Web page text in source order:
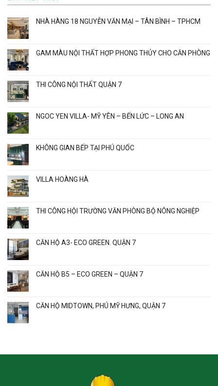
NHÀ HÀNG 18 NGUYỄN VĂN MẠI – TÂN BÌNH – TPHCM
GAM MÀU NỘI THẤT HỢP PHONG THỦY CHO CĂN PHÒNG
THI CÔNG NỘI THẤT QUẬN 7
NGOC YEN VILLA- MỸ YÊN – BẾN LỨC – LONG AN
KHÔNG GIAN BẾP TẠI PHÚ QUỐC
VILLA HOÀNG HÀ
THI CÔNG HỘI TRƯỜNG VĂN PHÒNG BỘ NÔNG NGHIỆP
CĂN HỘ A3- ECO GREEN. QUẬN 7
CĂN HỘ B5 – ECO GREEN – QUẬN 7
CĂN HỘ MIDTOWN, PHÚ MỸ HƯNG, QUẬN 7